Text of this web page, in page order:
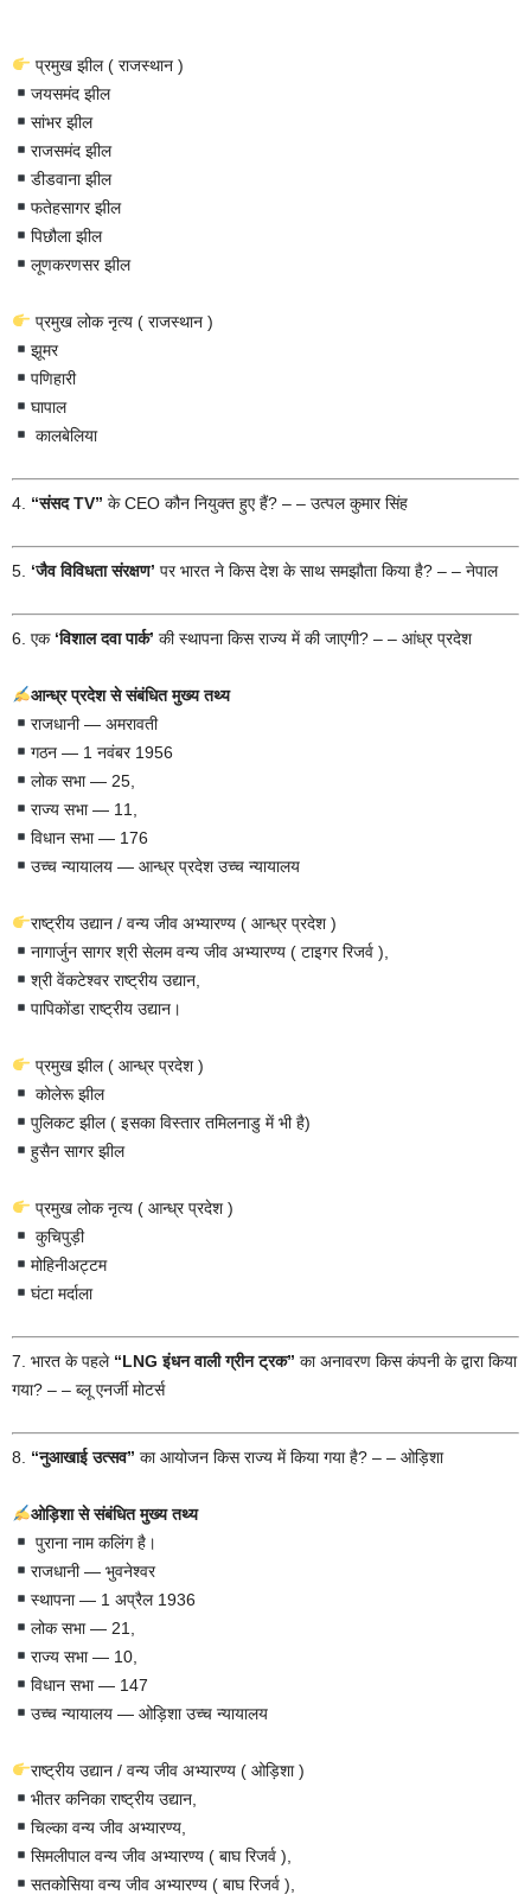
प्रमुख झील ( राजस्थान )
जयसमंद झील
सांभर झील
राजसमंद झील
डीडवाना झील
फतेहसागर झील
पिछौला झील
लूणकरणसर झील
प्रमुख लोक नृत्य ( राजस्थान )
झूमर
पणिहारी
घापाल
कालबेलिया
4. “संसद TV” के CEO कौन नियुक्त हुए हैं? – – उत्पल कुमार सिंह
5. ‘जैव विविधता संरक्षण’ पर भारत ने किस देश के साथ समझौता किया है? – – नेपाल
6. एक ‘विशाल दवा पार्क’ की स्थापना किस राज्य में की जाएगी? – – आंध्र प्रदेश
आन्ध्र प्रदेश से संबंधित मुख्य तथ्य
राजधानी — अमरावती
गठन — 1 नवंबर 1956
लोक सभा — 25,
राज्य सभा — 11,
विधान सभा — 176
उच्च न्यायालय — आन्ध्र प्रदेश उच्च न्यायालय
राष्ट्रीय उद्यान / वन्य जीव अभ्यारण्य ( आन्ध्र प्रदेश )
नागार्जुन सागर श्री सेलम वन्य जीव अभ्यारण्य ( टाइगर रिजर्व ),
श्री वेंकटेश्वर राष्ट्रीय उद्यान,
पापिकोंडा राष्ट्रीय उद्यान।
प्रमुख झील ( आन्ध्र प्रदेश )
कोलेरू झील
पुलिकट झील ( इसका विस्तार तमिलनाडु में भी है)
हुसैन सागर झील
प्रमुख लोक नृत्य ( आन्ध्र प्रदेश )
कुचिपुड़ी
मोहिनीअट्टम
घंटा मर्दाला
7. भारत के पहले “LNG इंधन वाली ग्रीन ट्रक” का अनावरण किस कंपनी के द्वारा किया
गया? – – ब्लू एनर्जी मोटर्स
8. “नुआखाई उत्सव” का आयोजन किस राज्य में किया गया है? – – ओड़िशा
ओड़िशा से संबंधित मुख्य तथ्य
पुराना नाम कलिंग है।
राजधानी — भुवनेश्वर
स्थापना — 1 अप्रैल 1936
लोक सभा — 21,
राज्य सभा — 10,
विधान सभा — 147
उच्च न्यायालय — ओड़िशा उच्च न्यायालय
राष्ट्रीय उद्यान / वन्य जीव अभ्यारण्य ( ओड़िशा )
भीतर कनिका राष्ट्रीय उद्यान,
चिल्का वन्य जीव अभ्यारण्य,
सिमलीपाल वन्य जीव अभ्यारण्य ( बाघ रिजर्व ),
सतकोसिया वन्य जीव अभ्यारण्य ( बाघ रिजर्व ),